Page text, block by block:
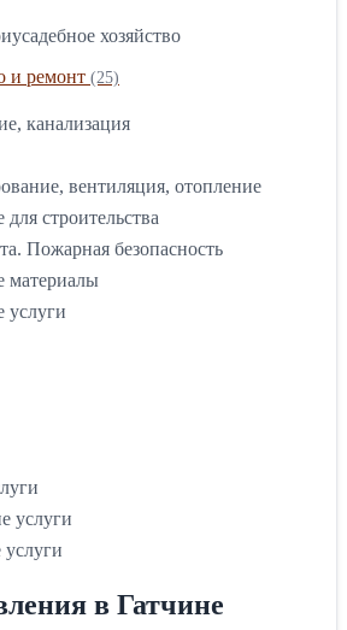
хозяйство
и ремонт (25)
канализация
вентиляция, отопление
строительства
Пожарная безопасность
материалы
услуги
услуги
в Гатчине